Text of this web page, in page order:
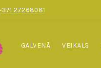
27268081
GALVENĀ VEIKALS